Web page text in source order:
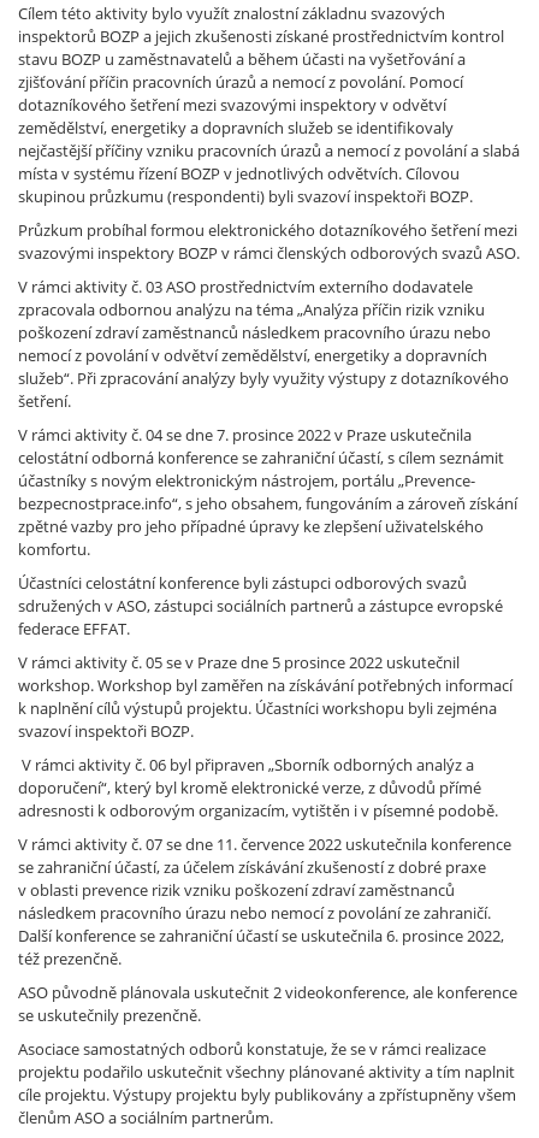
Cílem této aktivity bylo využít znalostní základnu svazových
inspektorů BOZP a jejich zkušenosti získané prostřednictvím kontrol
stavu BOZP u zaměstnavatelů a během účasti na vyšetřování a
zjišťování příčin pracovních úrazů a nemocí z povolání. Pomocí
dotazníkového šetření mezi svazovými inspektory v odvětví
zemědělství, energetiky a dopravních služeb se identifikovaly
nejčastější příčiny vzniku pracovních úrazů a nemocí z povolání a slabá
místa v systému řízení BOZP v jednotlivých odvětvích. Cílovou
skupinou průzkumu (respondenti) byli svazoví inspektoři BOZP.
Průzkum probíhal formou elektronického dotazníkového šetření mezi
svazovými inspektory BOZP v rámci členských odborových svazů ASO.
V rámci aktivity č. 03 ASO prostřednictvím externího dodavatele
zpracovala odbornou analýzu na téma „Analýza příčin rizik vzniku
poškození zdraví zaměstnanců následkem pracovního úrazu nebo
nemocí z povolání v odvětví zemědělství, energetiky a dopravních
služeb“. Při zpracování analýzy byly využity výstupy z dotazníkového
šetření.
V rámci aktivity č. 04 se dne 7. prosince 2022 v Praze uskutečnila
celostátní odborná konference se zahraniční účastí, s cílem seznámit
účastníky s novým elektronickým nástrojem, portálu „Prevence-
bezpecnostprace.info“, s jeho obsahem, fungováním a zároveň získání
zpětné vazby pro jeho případné úpravy ke zlepšení uživatelského
komfortu.
Účastníci celostátní konference byli zástupci odborových svazů
sdružených v ASO, zástupci sociálních partnerů a zástupce evropské
federace EFFAT.
V rámci aktivity č. 05 se v Praze dne 5 prosince 2022 uskutečnil
workshop. Workshop byl zaměřen na získávání potřebných informací
k naplnění cílů výstupů projektu. Účastníci workshopu byli zejména
svazoví inspektoři BOZP.
V rámci aktivity č. 06 byl připraven „Sborník odborných analýz a
doporučení“, který byl kromě elektronické verze, z důvodů přímé
adresnosti k odborovým organizacím, vytištěn i v písemné podobě.
V rámci aktivity č. 07 se dne 11. července 2022 uskutečnila konference
se zahraniční účastí, za účelem získávání zkušeností z dobré praxe
v oblasti prevence rizik vzniku poškození zdraví zaměstnanců
následkem pracovního úrazu nebo nemocí z povolání ze zahraničí.
Další konference se zahraniční účastí se uskutečnila 6. prosince 2022,
též prezenčně.
ASO původně plánovala uskutečnit 2 videokonference, ale konference
se uskutečnily prezenčně.
Asociace samostatných odborů konstatuje, že se v rámci realizace
projektu podařilo uskutečnit všechny plánované aktivity a tím naplnit
cíle projektu. Výstupy projektu byly publikovány a zpřístupněny všem
členům ASO a sociálním partnerům.